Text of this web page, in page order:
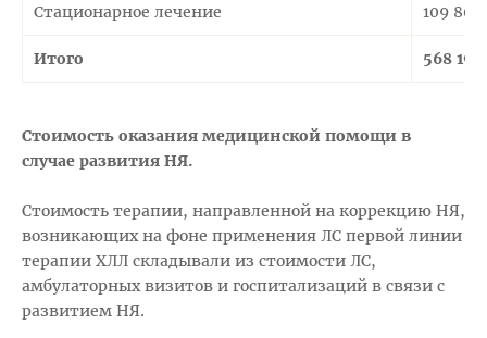
Стационарное лечение 109
Итого 568
Стоимость оказания медицинской помощи в
случае развития НЯ.
Стоимость терапии, направленной на коррекцию НЯ,
возникающих на фоне применения ЛС первой линии
терапии ХЛЛ складывали из стоимости ЛС,
амбулаторных визитов и госпитализаций в связи с
развитием НЯ.